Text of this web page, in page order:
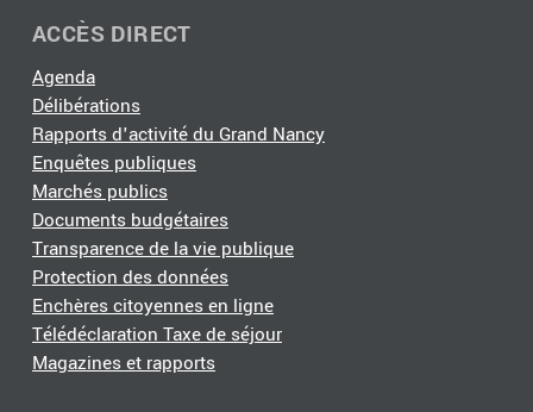
ACCÈS DIRECT
Agenda
Délibérations
Rapports d'activité du Grand Nancy
Enquêtes publiques
Marchés publics
Documents budgétaires
Transparence de la vie publique
Protection des données
Enchères citoyennes en ligne
Télédéclaration Taxe de séjour
Magazines et rapports